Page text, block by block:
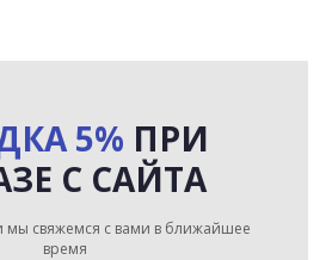
5% ПРИ
С САЙТА
мы свяжемся с вами в ближайшее
время